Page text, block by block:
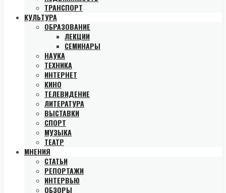
ТРАНСПОРТ
КУЛЬТУРА
ОБРАЗОВАНИЕ
ЛЕКЦИИ
СЕМИНАРЫ
НАУКА
ТЕХНИКА
ИНТЕРНЕТ
КИНО
ТЕЛЕВИДЕНИЕ
ЛИТЕРАТУРА
ВЫСТАВКИ
СПОРТ
МУЗЫКА
ТЕАТР
МНЕНИЯ
СТАТЬИ
РЕПОРТАЖИ
ИНТЕРВЬЮ
ОБЗОРЫ